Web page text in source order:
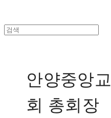
안양중앙교
회 총회장